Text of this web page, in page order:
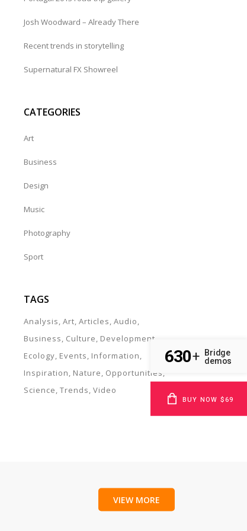
Josh Woodward – Already There
Recent trends in storytelling
Supernatural FX Showreel
CATEGORIES
Art
Business
Design
Music
Photography
Sport
TAGS
Analysis Art Articles Audio
Business Culture Development
Ecology Events Information
Inspiration Nature Opportunities
Science Trends Video
VIEW MORE
630+ Bridge
demos
BUY NOW $69